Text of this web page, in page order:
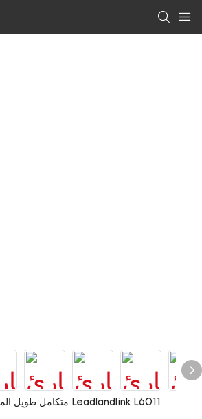
قارئ UHF RFID متكامل طويل المدى من Leadlandlink L6011